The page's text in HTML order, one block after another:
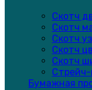
Скотч
Скотч
Скотч
Скотч
Скотч
Стрейч-
Бумажная